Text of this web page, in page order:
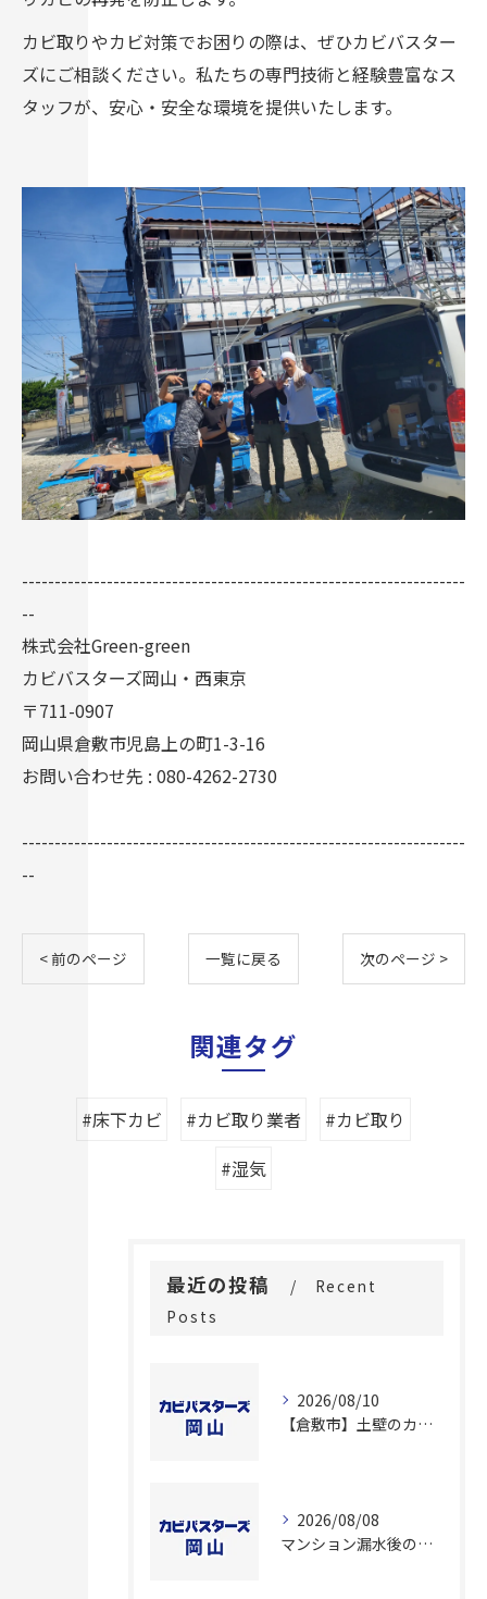
カビ取りやカビ対策でお困りの際は、ぜひカビバスター
ズにご相談ください。私たちの専門技術と経験豊富なス
タッフが、安心・安全な環境を提供いたします。
--------------------------------------------------------------------
--
株式会社Green-green
カビバスターズ岡山・西東京
〒711-0907
岡山県倉敷市児島上の町1-3-16
お問い合わせ先 : 080-4262-2730
--------------------------------------------------------------------
--
< 前のページ 一覧に戻る 次のページ >
関連タグ
#床下カビ #カビ取り業者
#カビ取り
#湿気
最近の投稿
Recent
Posts
2026/08/10
【倉敷市】土壁のカビを根本除去！専門業者が行う「2度施工」の秘密
2026/08/08
マンション漏水後のカビ対策！中四国・東京対応のプロが教える含水率調査と真菌検査による再発防止策